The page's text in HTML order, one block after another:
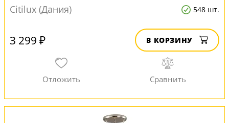
Citilux (Дания) 548 шт.
3 299 ₽ В КОРЗИНУ